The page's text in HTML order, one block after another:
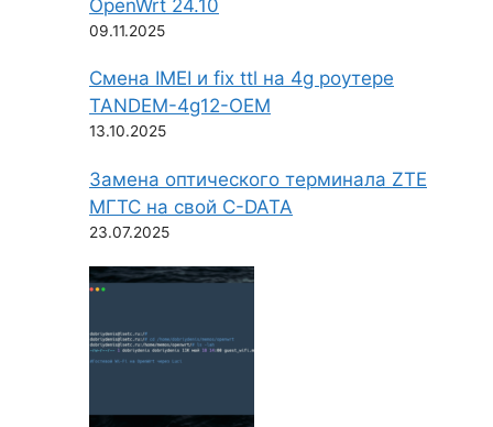
OpenWrt 24.10
09.11.2025
Смена IMEI и fix ttl на 4g роутере
TANDEM-4g12-OEM
13.10.2025
Замена оптического терминала ZTE
МГТС на свой C-DATA
23.07.2025